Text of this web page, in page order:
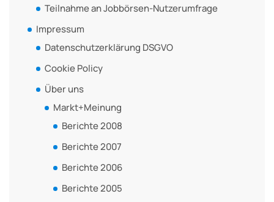
Teilnahme an Jobbörsen-Nutzerumfrage
Impressum
Datenschutzerklärung DSGVO
Cookie Policy
Über uns
Markt+Meinung
Berichte 2008
Berichte 2007
Berichte 2006
Berichte 2005